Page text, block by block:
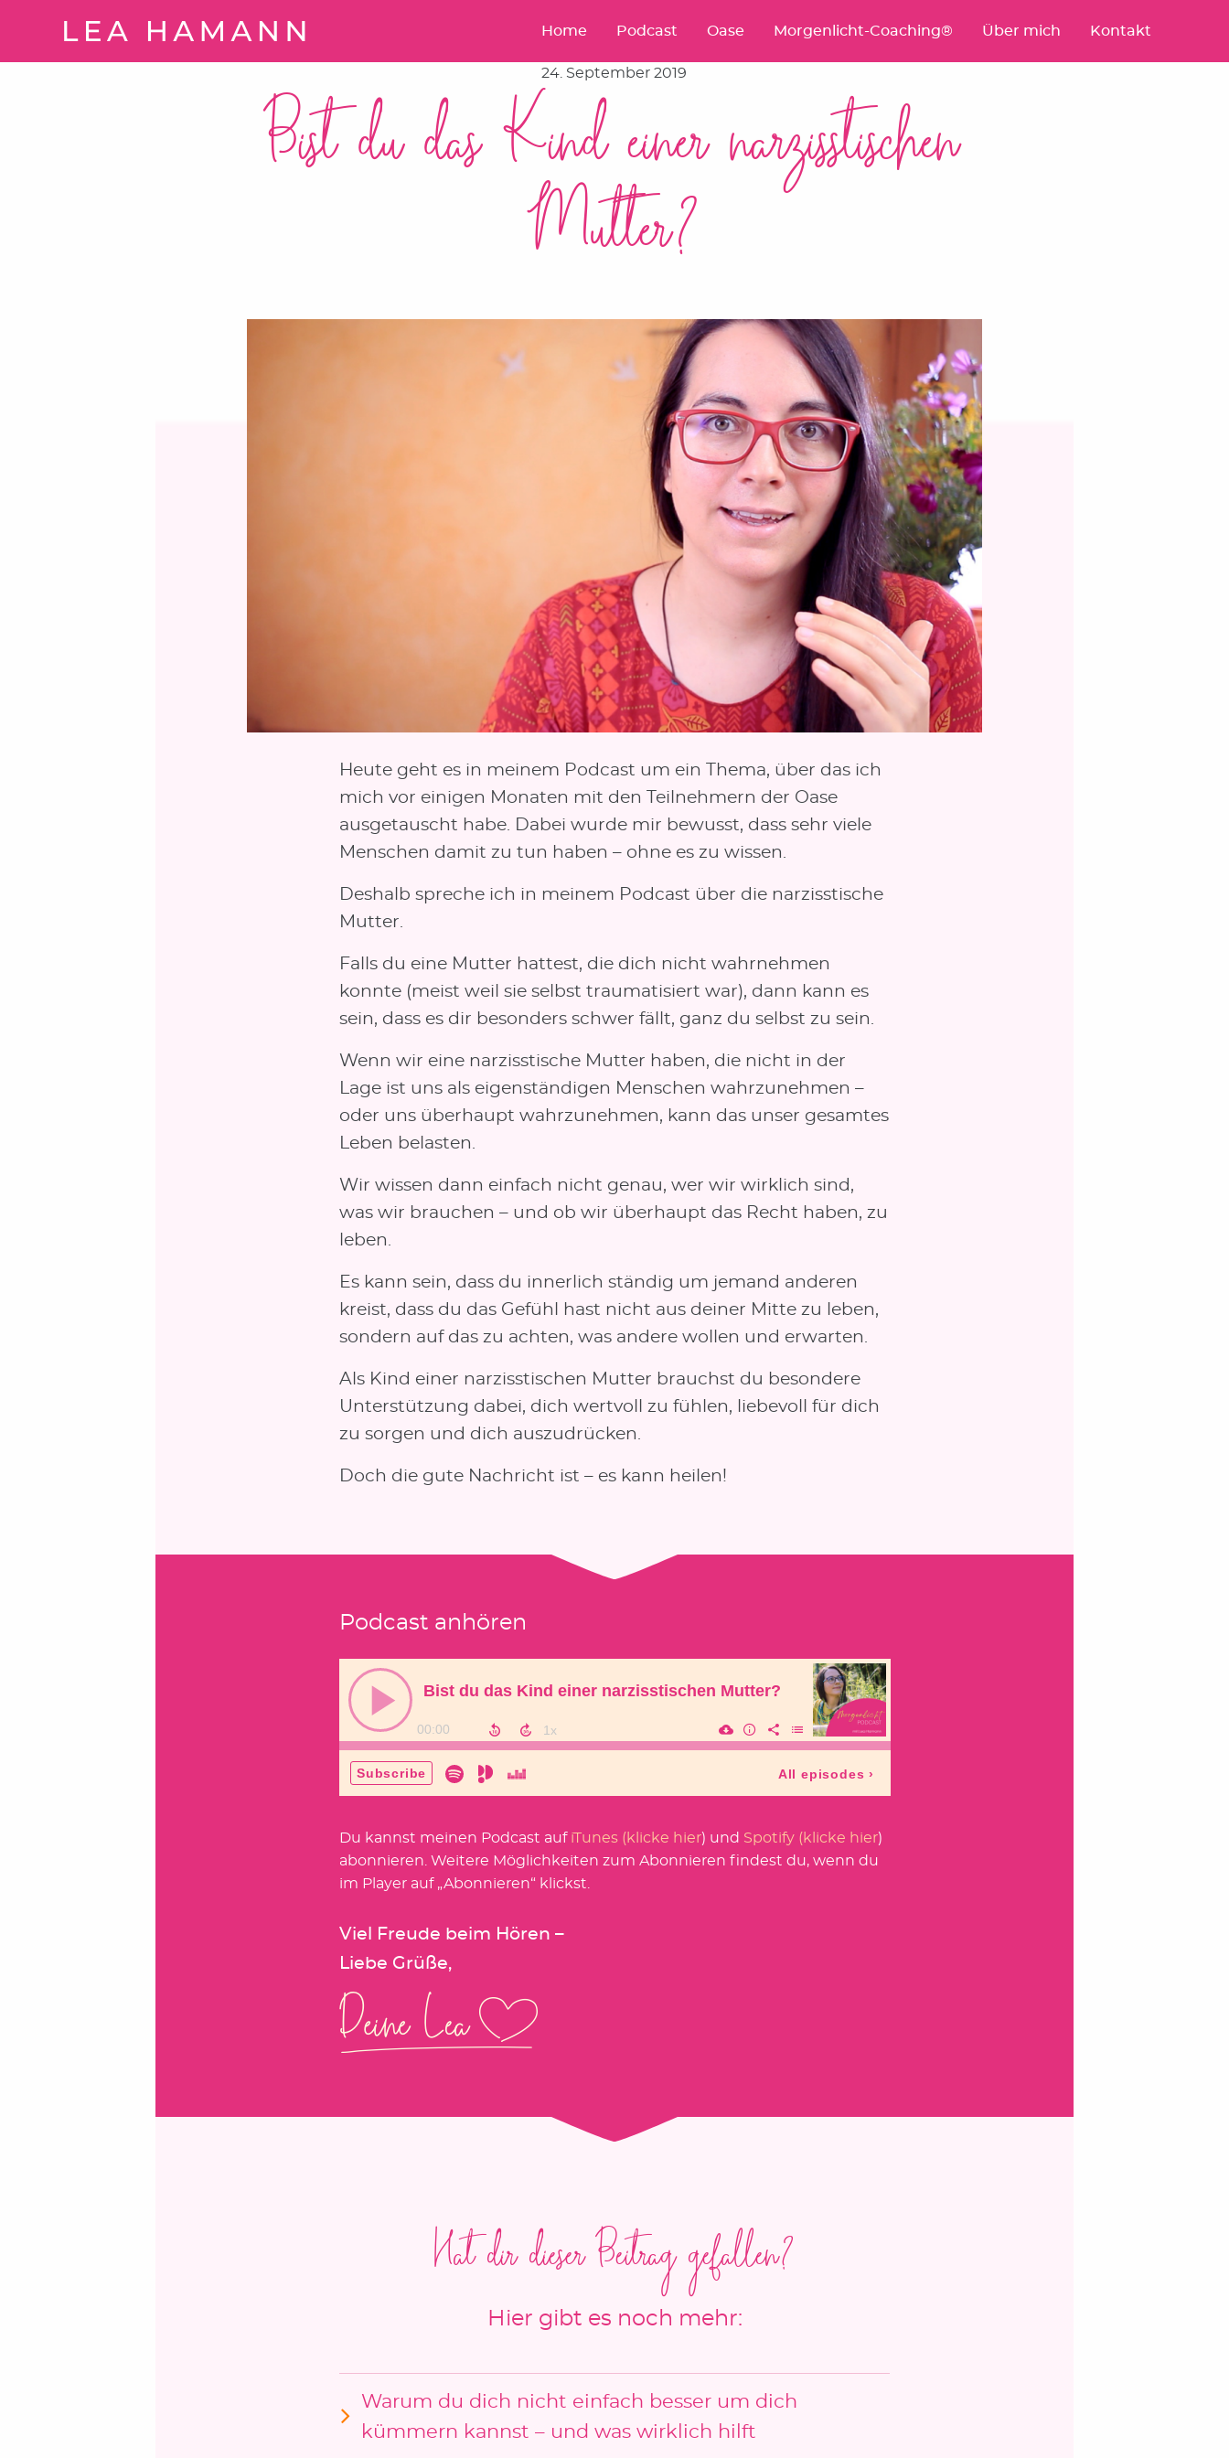
Home
Podcast Oase Morgenlicht-Coaching® Über mich Kontakt
24. September 2019
Bist du das Kind einer narzisstischen
Mutter?
Heute geht es in meinem Podcast um ein Thema, über das ich
mich vor einigen Monaten mit den Teilnehmern der Oase
ausgetauscht habe. Dabei wurde mir bewusst, dass sehr viele
Menschen damit zu tun haben – ohne es zu wissen.
Deshalb spreche ich in meinem Podcast über die narzisstische
Mutter.
Falls du eine Mutter hattest, die dich nicht wahrnehmen
konnte (meist weil sie selbst traumatisiert war), dann kann es
sein, dass es dir besonders schwer fällt, ganz du selbst zu sein.
Wenn wir eine narzisstische Mutter haben, die nicht in der
Lage ist uns als eigenständigen Menschen wahrzunehmen –
oder uns überhaupt wahrzunehmen, kann das unser gesamtes
Leben belasten.
Wir wissen dann einfach nicht genau, wer wir wirklich sind,
was wir brauchen – und ob wir überhaupt das Recht haben, zu
leben.
Es kann sein, dass du innerlich ständig um jemand anderen
kreist, dass du das Gefühl hast nicht aus deiner Mitte zu leben,
sondern auf das zu achten, was andere wollen und erwarten.
Als Kind einer narzisstischen Mutter brauchst du besondere
Unterstützung dabei, dich wertvoll zu fühlen, liebevoll für dich
zu sorgen und dich auszudrücken.
Doch die gute Nachricht ist – es kann heilen!
Podcast anhören
Du kannst meinen Podcast auf iTunes (klicke hier) und Spotify (klicke hier)
abonnieren. Weitere Möglichkeiten zum Abonnieren findest du, wenn du
im Player auf „Abonnieren“ klickst.
Viel Freude beim Hören –
Liebe Grüße,
Hat dir dieser Beitrag gefallen?
Hier gibt es noch mehr:
Warum du dich nicht einfach besser um dich
kümmern kannst – und was wirklich hilft